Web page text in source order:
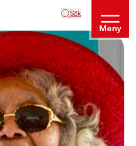
Sök
Meny